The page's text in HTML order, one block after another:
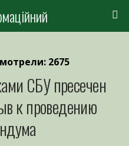
2675
СБУ пресечен
к проведению